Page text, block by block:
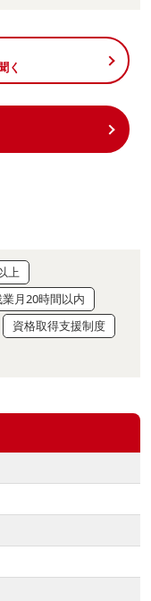
く
上
月20時間以内
資格取得支援制度